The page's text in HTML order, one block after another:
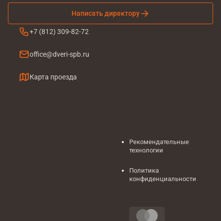
Написать директору
+7 (812) 309-82-72
office@dveri-spb.ru
Карта проезда
Рекомендательные
технологии
Политика
конфиденциальности